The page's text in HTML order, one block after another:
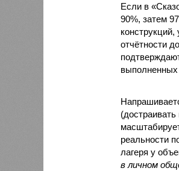
Если в
90%, затем
отчётности
выполненных
реальности
лагеря у
в личном